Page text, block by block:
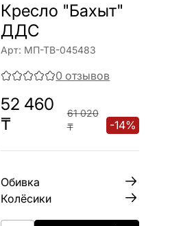
Кресло "Бахыт"
ДДС
Арт: МП-ТВ-045483
0 отзывов
52 460
₸
61 020
₸
-14%
Обивка
Колёсики